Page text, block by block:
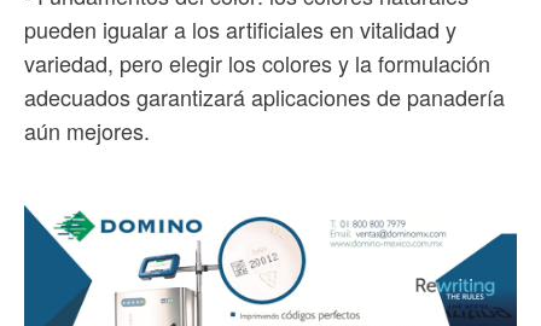
pueden igualar a los artificiales en vitalidad y
variedad, pero elegir los colores y la formulación
adecuados garantizará aplicaciones de panadería
aún mejores.